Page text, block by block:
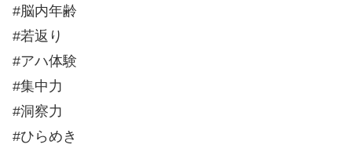
#脳内年齢
#若返り
#アハ体験
#集中力
#洞察力
#ひらめき